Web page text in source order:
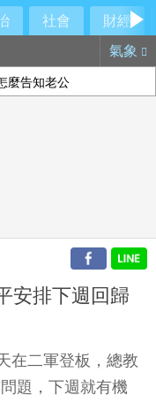
社會
財經
氣象
麼告知老公
安排下週回歸
在二軍登板，總教
題，下週就有機